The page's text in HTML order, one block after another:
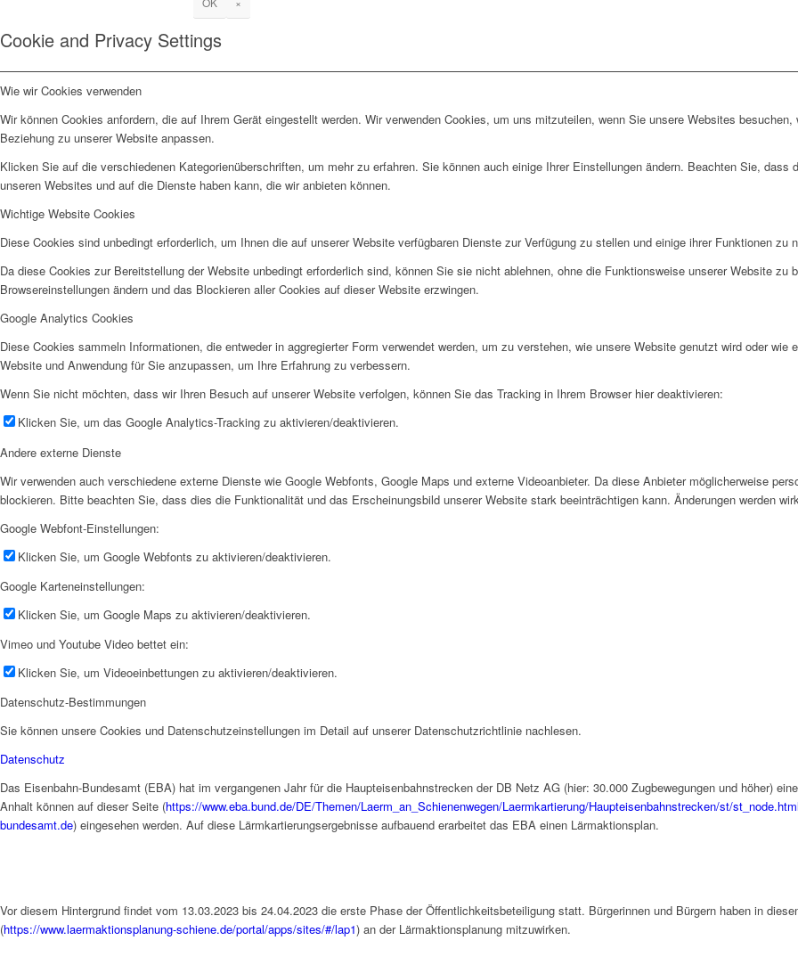
Cookie and Privacy Settings
Wie wir Cookies verwenden
Wir können Cookies anfordern, die auf Ihrem Gerät eingestellt werden. Wir verwenden Cookies, um uns mitzuteilen, wenn Sie unsere Websites
Beziehung zu unserer Website anpassen.
Klicken Sie auf die verschiedenen Kategorienüberschriften, um mehr zu erfahren. Sie können auch einige Ihrer Einstellungen ändern. Beachten Sie,
unseren Websites und auf die Dienste haben kann, die wir anbieten können.
Wichtige Website Cookies
Diese Cookies sind unbedingt erforderlich, um Ihnen die auf unserer Website verfügbaren Dienste zur Verfügung zu stellen und einige ihrer Funktionen zu
Da diese Cookies zur Bereitstellung der Website unbedingt erforderlich sind, können Sie sie nicht ablehnen, ohne die Funktionsweise unserer Website
Browsereinstellungen ändern und das Blockieren aller Cookies auf dieser Website erzwingen.
Google Analytics Cookies
Diese Cookies sammeln Informationen, die entweder in aggregierter Form verwendet werden, um zu verstehen, wie unsere Website genutzt wird oder
Website und Anwendung für Sie anzupassen, um Ihre Erfahrung zu verbessern.
Wenn Sie nicht möchten, dass wir Ihren Besuch auf unserer Website verfolgen, können Sie das Tracking in Ihrem Browser hier deaktivieren:
Klicken Sie, um das Google Analytics-Tracking zu aktivieren/deaktivieren.
Andere externe Dienste
Wir verwenden auch verschiedene externe Dienste wie Google Webfonts, Google Maps und externe Videoanbieter. Da diese Anbieter möglicherweise
blockieren. Bitte beachten Sie, dass dies die Funktionalität und das Erscheinungsbild unserer Website stark beeinträchtigen kann. Änderungen werden
Google Webfont-Einstellungen:
Klicken Sie, um Google Webfonts zu aktivieren/deaktivieren.
Google Karteneinstellungen:
Klicken Sie, um Google Maps zu aktivieren/deaktivieren.
Vimeo und Youtube Video bettet ein:
Klicken Sie, um Videoeinbettungen zu aktivieren/deaktivieren.
Datenschutz-Bestimmungen
Sie können unsere Cookies und Datenschutzeinstellungen im Detail auf unserer Datenschutzrichtlinie nachlesen.
Datenschutz
Das Eisenbahn-Bundesamt (EBA) hat im vergangenen Jahr für die Haupteisenbahnstrecken der DB Netz AG (hier: 30.000 Zugbewegungen und höher)
Anhalt können auf dieser Seite (https://www.eba.bund.de/DE/Themen/Laerm_an_Schienenwegen/Laermkartierung/Haupteisenbahnstrecken/st/st_node.html
bundesamt.de) eingesehen werden. Auf diese Lärmkartierungsergebnisse aufbauend erarbeitet das EBA einen Lärmaktionsplan.
Vor diesem Hintergrund findet vom 13.03.2023 bis 24.04.2023 die erste Phase der Öffentlichkeitsbeteiligung statt. Bürgerinnen und Bürgern haben in
(https://www.laermaktionsplanung-schiene.de/portal/apps/sites/#/lap1) an der Lärmaktionsplanung mitzuwirken.